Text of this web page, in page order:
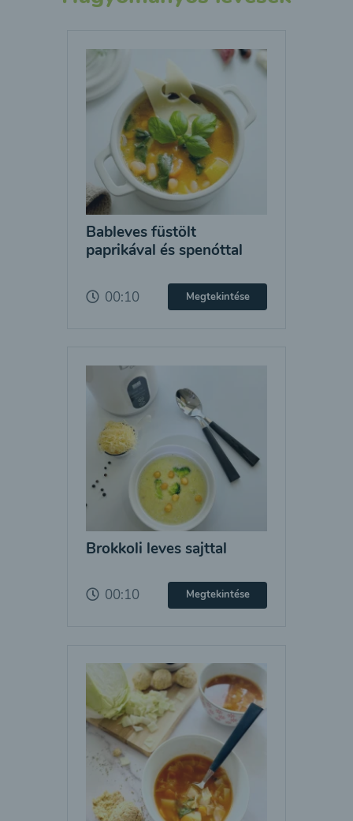
Bableves füstölt
paprikával és spenóttal
00:10 Megtekintése
Brokkoli leves sajttal
00:10 Megtekintése